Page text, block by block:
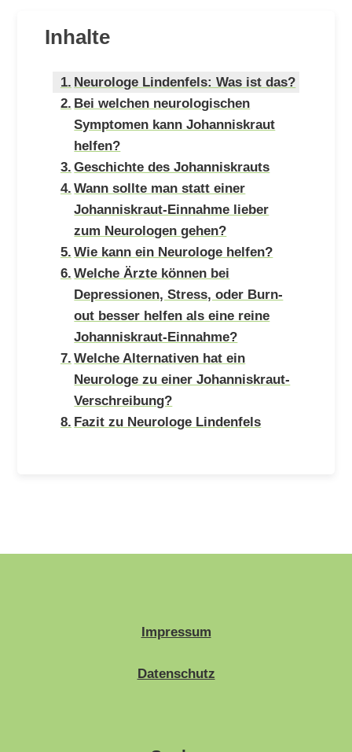
Inhalte
Neurologe Lindenfels: Was ist das?
Bei welchen neurologischen
Symptomen kann Johanniskraut
helfen?
Geschichte des Johanniskrauts
Wann sollte man statt einer
Johanniskraut-Einnahme lieber
zum Neurologen gehen?
Wie kann ein Neurologe helfen?
Welche Ärzte können bei
Depressionen, Stress, oder Burn-
out besser helfen als eine reine
Johanniskraut-Einnahme?
Welche Alternativen hat ein
Neurologe zu einer Johanniskraut-
Verschreibung?
Fazit zu Neurologe Lindenfels
Impressum
Datenschutz